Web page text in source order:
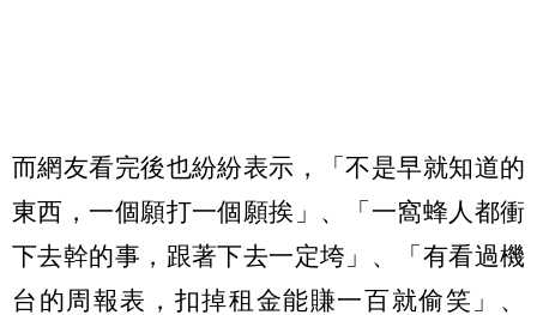
而網友看完後也紛紛表示，「不是早就知道的
東西，一個願打一個願挨」、「一窩蜂人都衝
下去幹的事，跟著下去一定垮」、「有看過機
台的周報表，扣掉租金能賺一百就偷笑」、